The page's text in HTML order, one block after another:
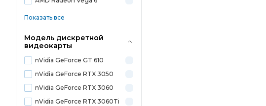
Показать все
Модель дискретной
видеокарты
nVidia GeForce GT 610
nVidia GeForce RTX 3050
nVidia GeForce RTX 3060
nVidia GeForce RTX 3060Ti